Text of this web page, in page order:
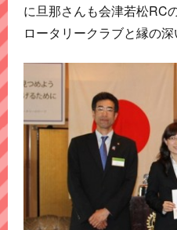
に旦那さんも会津若松RC
ロータリークラブと縁の深